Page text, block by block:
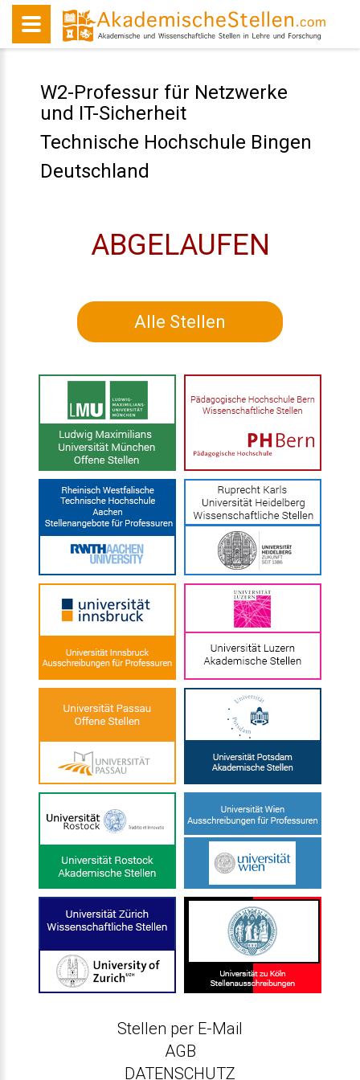
W2-Professur für Netzwerke
und IT-Sicherheit
Technische Hochschule Bingen
Deutschland
ABGELAUFEN
Alle Stellen
Stellen per E-Mail
AGB
DATENSCHUTZ